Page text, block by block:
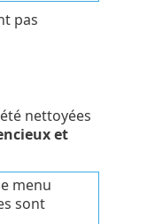
pas
nettoyées
et
menu
sont